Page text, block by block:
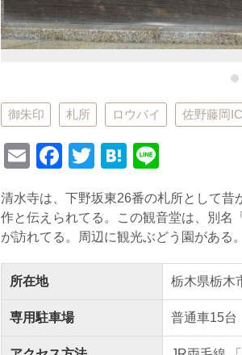
御朱印 札所 ロウバイ 佐野藤岡IC
E
ail
F
c
e
b
o
T
tt
er
H
e
n
a
e
清水寺は、下野坂東26番の札所として
作と伝えられてる。この観音堂は、別名
が訪れてる。周辺に観光ぶどう園がある。
所在地 栃木県栃木
専用駐車場 普通車15台